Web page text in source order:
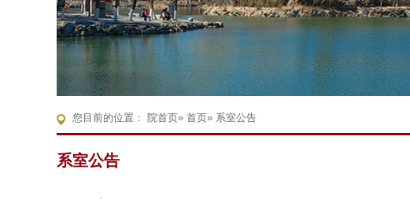
您目前的位置： 院首页» 首页» 系室公告
系室公告